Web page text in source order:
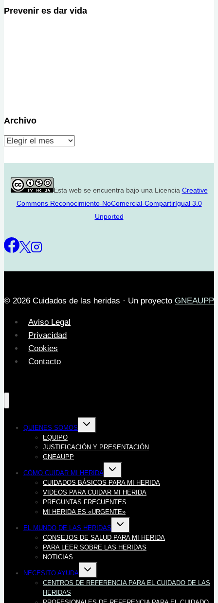
Prevenir es dar vida
Archivo
Archivo
Esta web se encuentra bajo una Licencia Creative
Commons Reconocimiento-NoComercial-CompartirIgual 3.0
Unported
© 2026 Cuidados de las heridas · Un proyecto GNEAUPP
Aviso Legal
Privacidad
Cookies
Contacto
QUIENES SOMOS
Alternar
EQUIPO
JUSTIFICACIÓN Y PRESENTACIÓN
GNEAUPP
CÓMO CUIDAR MI HERIDA
Alternar
hijo
CUIDADOS BÁSICOS PARA MI HERIDA
VIDEOS PARA CUIDAR MI HERIDA
PREGUNTAS FRECUENTES
MI HERIDA ES «URGENTE»
EL MUNDO DE LAS HERIDAS
Alternar
hijo
CONSEJOS DE SALUD PARA MI HERIDA
PARA LEER SOBRE LAS HERIDAS
NOTICIAS
NECESITO AYUDA
Alternar
hijo
CENTROS DE REFERENCIA PARA EL CUIDADO DE LAS
HERIDAS